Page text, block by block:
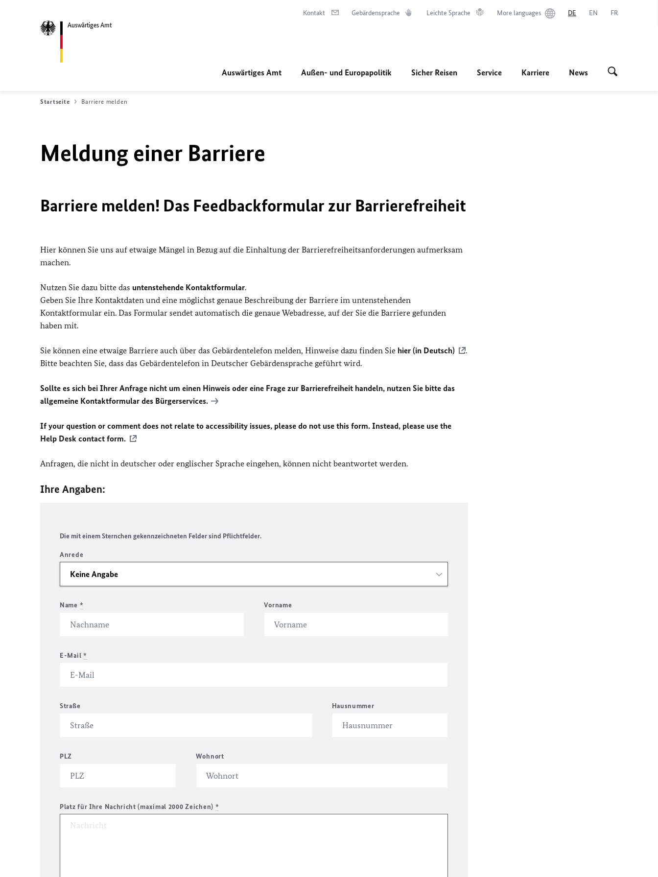
Auswärtiges Amt
Kontakt Gebärdensprache Leichte Sprache More languages DE EN FR
Auswärtiges Amt Außen- und Europapolitik Sicher Reisen Service Karriere News
Startseite Barriere melden
Meldung einer Barriere
Barriere melden! Das Feedbackformular zur Barrierefreiheit
Hier können Sie uns auf etwaige Mängel in Bezug auf die Einhaltung der Barrierefreiheitsanforderungen aufmerksam
machen.
Nutzen Sie dazu bitte das untenstehende Kontaktformular.
Geben Sie Ihre Kontaktdaten und eine möglichst genaue Beschreibung der Barriere im untenstehenden
Kontaktformular ein. Das Formular sendet automatisch die genaue Webadresse, auf der Sie die Barriere gefunden
haben mit.
Sie können eine etwaige Barriere auch über das Gebärdentelefon melden, Hinweise dazu finden Sie hier (in Deutsch)
.
Bitte beachten Sie, dass das Gebärdentelefon in Deutscher Gebärdensprache geführt wird.
Sollte es sich bei Ihrer Anfrage nicht um einen Hinweis oder eine Frage zur Barrierefreiheit handeln, nutzen Sie bitte das
allgemeine Kontaktformular des Bürgerservices.
If your question or comment does not relate to accessibility issues, please do not use this form. Instead, please use the
Help Desk contact form.
Anfragen, die nicht in deutscher oder englischer Sprache eingehen, können nicht beantwortet werden.
Ihre Angaben:
Die mit einem Sternchen gekennzeichneten Felder sind Pflichtfelder.
Anrede
Name * Vorname
E-Mail *
Straße Hausnummer
PLZ Wohnort
Platz für Ihre Nachricht (maximal 2000 Zeichen) *